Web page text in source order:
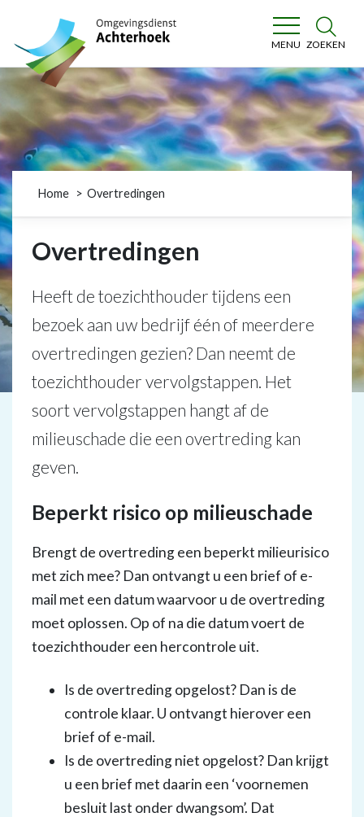
Omgevingsdienst Achterhoek
MENU ZOEKEN
Home Overtredingen
Overtredingen
Heeft de toezichthouder tijdens een
bezoek aan uw bedrijf één of meerdere
overtredingen gezien? Dan neemt de
toezichthouder vervolgstappen. Het
soort vervolgstappen hangt af de
milieuschade die een overtreding kan
geven.
Beperkt risico op milieuschade
Brengt de overtreding een beperkt milieurisico
met zich mee? Dan ontvangt u een brief of e-
mail met een datum waarvoor u de overtreding
moet oplossen. Op of na die datum voert de
toezichthouder een hercontrole uit.
Is de overtreding opgelost? Dan is de
controle klaar. U ontvangt hierover een
brief of e-mail.
Is de overtreding niet opgelost? Dan krijgt
u een brief met daarin een ‘voornemen
besluit last onder dwangsom’. Dat